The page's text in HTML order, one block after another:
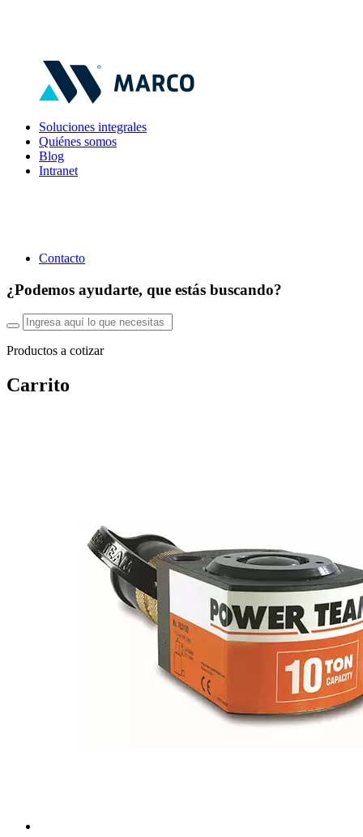
Soluciones integrales
Quiénes somos
Blog
Intranet
Contacto
¿Podemos ayudarte, que estás buscando?
Productos a cotizar
Carrito